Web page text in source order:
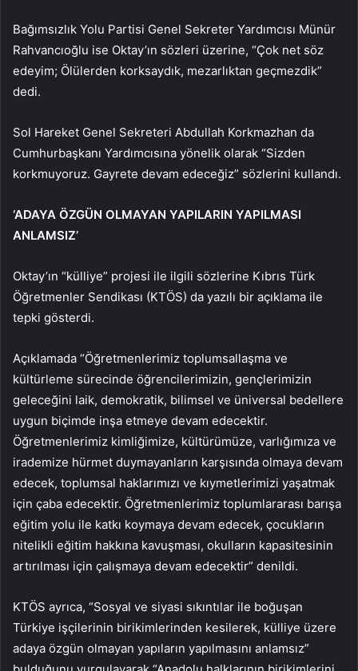
Bağımsızlık Yolu Partisi Genel Sekreter Yardımcısı Münür
Rahvancıoğlu ise Oktay’ın sözleri üzerine, “Çok net söz
edeyim; Ölülerden korksaydık, mezarlıktan geçmezdik”
dedi.
Sol Hareket Genel Sekreteri Abdullah Korkmazhan da
Cumhurbaşkanı Yardımcısına yönelik olarak “Sizden
korkmuyoruz. Gayrete devam edeceğiz” sözlerini kullandı.
‘ADAYA ÖZGÜN OLMAYAN YAPILARIN YAPILMASI
ANLAMSIZ’
Oktay’ın “külliye” projesi ile ilgili sözlerine Kıbrıs Türk
Öğretmenler Sendikası (KTÖS) da yazılı bir açıklama ile
tepki gösterdi.
Açıklamada “Öğretmenlerimiz toplumsallaşma ve
kültürleme sürecinde öğrencilerimizin, gençlerimizin
geleceğini laik, demokratik, bilimsel ve üniversal bedellere
uygun biçimde inşa etmeye devam edecektir.
Öğretmenlerimiz kimliğimize, kültürümüze, varlığımıza ve
irademize hürmet duymayanların karşısında olmaya devam
edecek, toplumsal haklarımızı ve kıymetlerimizi yaşatmak
için çaba edecektir. Öğretmenlerimiz toplumlararası barışa
eğitim yolu ile katkı koymaya devam edecek, çocukların
nitelikli eğitim hakkına kavuşması, okulların kapasitesinin
artırılması için çalışmaya devam edecektir” denildi.
KTÖS ayrıca, “Sosyal ve siyasi sıkıntılar ile boğuşan
Türkiye işçilerinin birikimlerinden kesilerek, külliye üzere
adaya özgün olmayan yapıların yapılmasını anlamsız”